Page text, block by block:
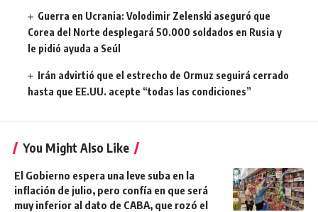
Guerra en Ucrania: Volodimir Zelenski aseguró que
Corea del Norte desplegará 50.000 soldados en Rusia y
le pidió ayuda a Seúl
Irán advirtió que el estrecho de Ormuz seguirá cerrado
hasta que EE.UU. acepte “todas las condiciones”
You Might Also Like
El Gobierno espera una leve suba en la
inflación de julio, pero confía en que será
muy inferior al dato de CABA, que rozó el